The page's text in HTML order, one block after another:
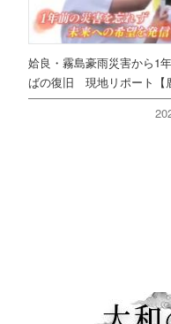
姶良・霧島豪雨災害から1
ばの復旧 現地リポート【